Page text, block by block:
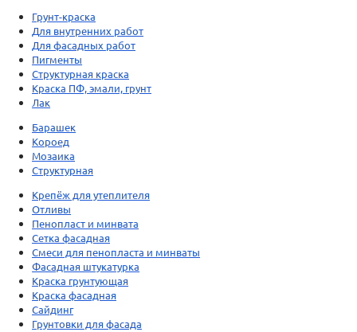
Грунт-краска
Для внутренних работ
Для фасадных работ
Пигменты
Структурная краска
Краска ПФ, эмали, грунт
Лак
Барашек
Короед
Мозаика
Структурная
Крепёж для утеплителя
Отливы
Пенопласт и минвата
Сетка фасадная
Смеси для пенопласта и минваты
Фасадная штукатурка
Краска грунтующая
Краска фасадная
Сайдинг
Грунтовки для фасада